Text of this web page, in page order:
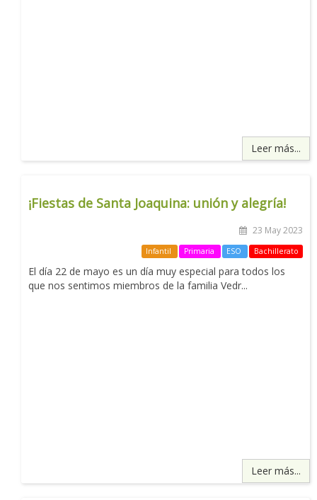
Leer más...
¡Fiestas de Santa Joaquina: unión y alegría!
23 May 2023
Infantil Primaria ESO Bachillerato
El día 22 de mayo es un día muy especial para todos los
que nos sentimos miembros de la familia Vedr...
Leer más...